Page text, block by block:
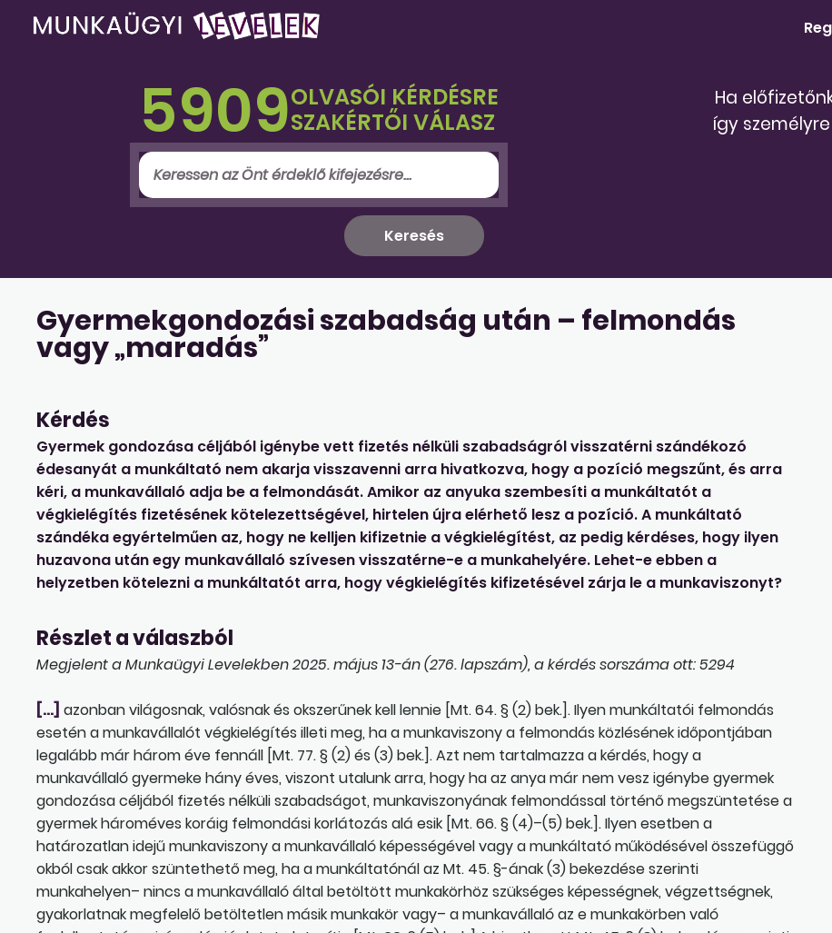
5909OLVASÓI KÉRDÉSRE
SZAKÉRTŐI VÁLASZ
Ha
így
Gyermekgondozási szabadság után – felmondás
vagy „maradás”
Kérdés
Gyermek gondozása céljából igénybe vett fizetés nélküli szabadságról visszatérni szándékozó
édesanyát a munkáltató nem akarja visszavenni arra hivatkozva, hogy a pozíció megszűnt, és arra
kéri, a munkavállaló adja be a felmondását. Amikor az anyuka szembesíti a munkáltatót a
végkielégítés fizetésének kötelezettségével, hirtelen újra elérhető lesz a pozíció. A munkáltató
szándéka egyértelműen az, hogy ne kelljen kifizetnie a végkielégítést, az pedig kérdéses, hogy ilyen
huzavona után egy munkavállaló szívesen visszatérne-e a munkahelyére. Lehet-e ebben a
helyzetben kötelezni a munkáltatót arra, hogy végkielégítés kifizetésével zárja le a munkaviszonyt?
Részlet a válaszból
Megjelent a Munkaügyi Levelekben 2025. május 13-án (276. lapszám), a kérdés sorszáma ott: 5294
[…] azonban világosnak, valósnak és okszerűnek kell lennie [Mt. 64. § (2) bek.]. Ilyen munkáltatói felmondás
esetén a munkavállalót végkielégítés illeti meg, ha a munkaviszony a felmondás közlésének időpontjában
legalább már három éve fennáll [Mt. 77. § (2) és (3) bek.]. Azt nem tartalmazza a kérdés, hogy a
munkavállaló gyermeke hány éves, viszont utalunk arra, hogy ha az anya már nem vesz igénybe gyermek
gondozása céljából fizetés nélküli szabadságot, munkaviszonyának felmondással történő megszüntetése a
gyermek hároméves koráig felmondási korlátozás alá esik [Mt. 66. § (4)–(5) bek.]. Ilyen esetben a
határozatlan idejű munkaviszony a munkavállaló képességével vagy a munkáltató működésével összefüggő
okból csak akkor szüntethető meg, ha a munkáltatónál az Mt. 45. §-ának (3) bekezdése szerinti
munkahelyen– nincs a munkavállaló által betöltött munkakörhöz szükséges képességnek, végzettségnek,
gyakorlatnak megfelelő betöltetlen másik munkakör vagy– a munkavállaló az e munkakörben való